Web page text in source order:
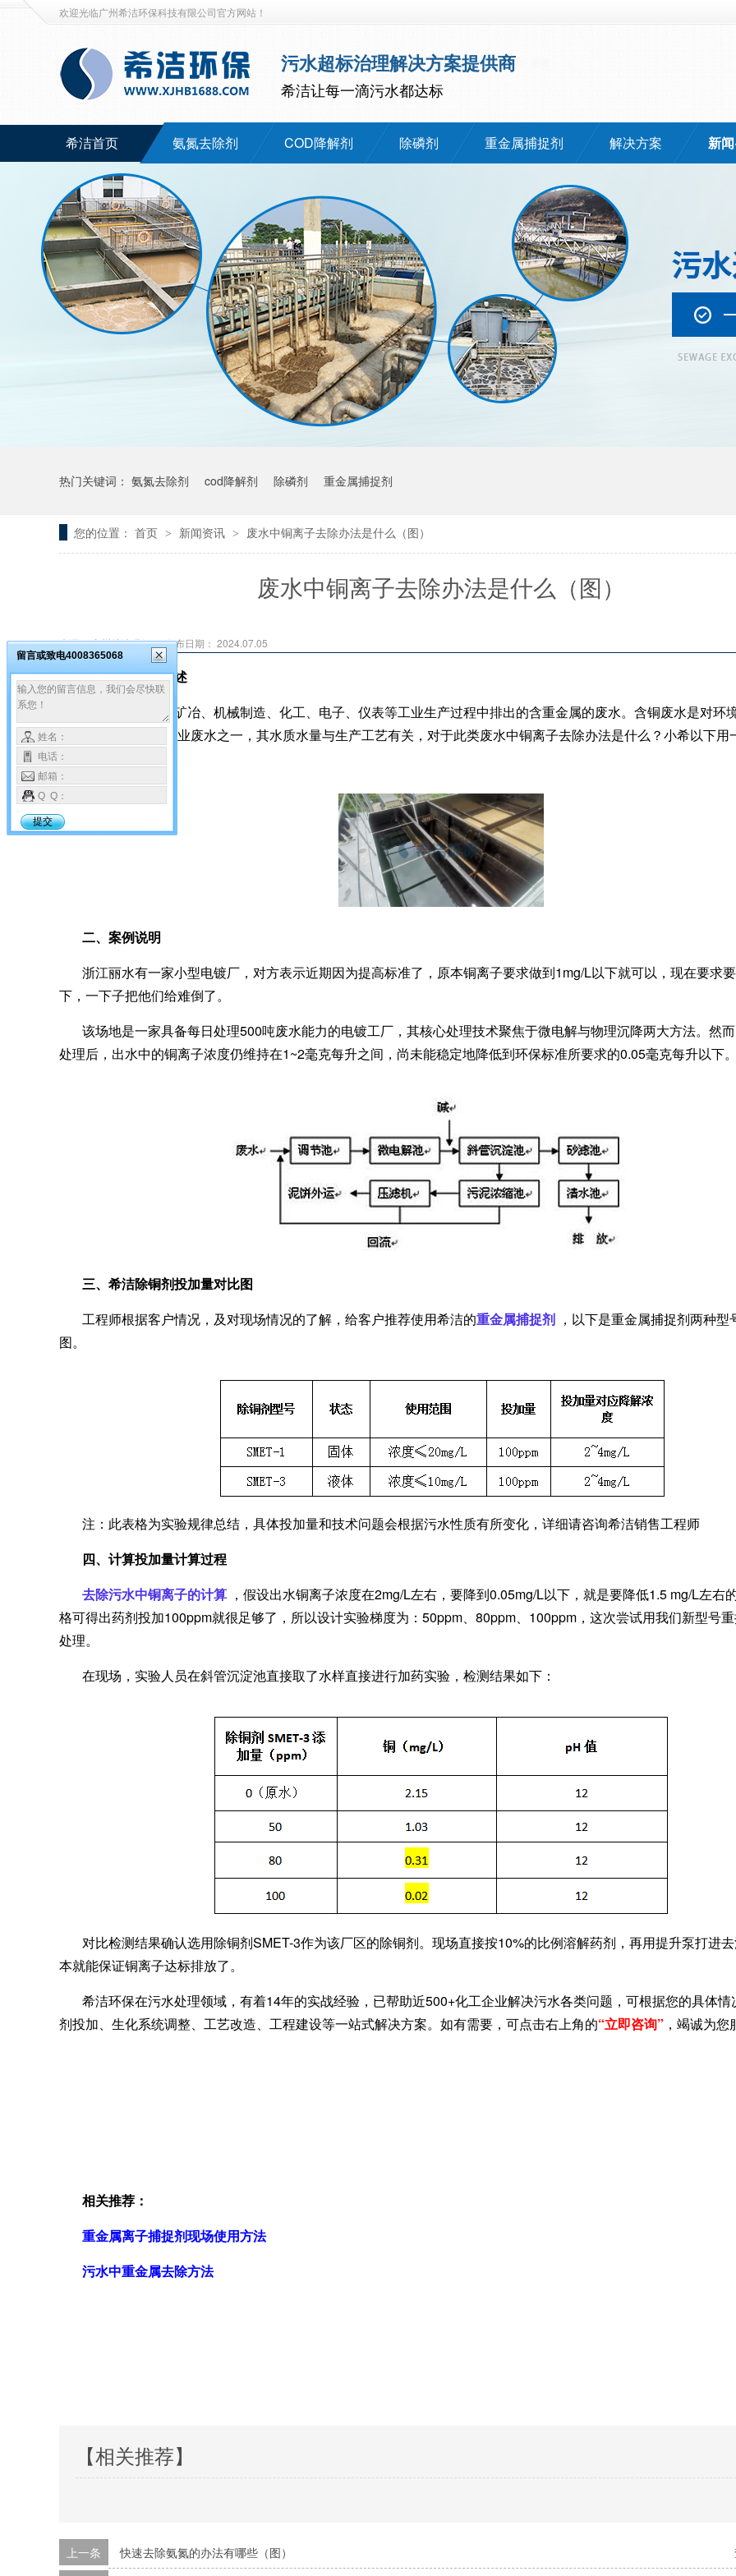
欢迎光临广州希洁环保科技有限公司官方网站！
污水超标治理解决方案提供商
希洁让每一滴污水都达标
希洁首页 氨氮去除剂 COD降解剂 除磷剂 重金属捕捉剂 解决方案 新
热门关键词： 氨氮去除剂 cod降解剂 除磷剂 重金属捕捉剂
您的位置： 首页 > 新闻资讯 > 废水中铜离子去除办法是什么（图）
废水中铜离子去除办法是什么（图）
来源：广州希洁环保 发布日期： 2024.07.05
一、含铜废水概述
含铜废水通常是矿冶、机械制造、化工、电子、仪表等工业生产过程中排出的含重金属的废水。含铜废水是对环
对人类危害较大的工业废水之一，其水质水量与生产工艺有关，对于此类废水中铜离子去除办法是什么？小希以下用
开。
二、案例说明
浙江丽水有一家小型电镀厂，对方表示近期因为提高标准了，原本铜离子要求做到1mg/L以下就可以，现在要求
下，一下子把他们给难倒了。
该场地是一家具备每日处理500吨废水能力的电镀工厂，其核心处理技术聚焦于微电解与物理沉降两大方法。然
处理后，出水中的铜离子浓度仍维持在1~2毫克每升之间，尚未能稳定地降低到环保标准所要求的0.05毫克每升以下。
三、希洁除铜剂投加量对比图
工程师根据客户情况，及对现场情况的了解，给客户推荐使用希洁的重金属捕捉剂 ，以下是重金属捕捉剂两种型
图。
注：此表格为实验规律总结，具体投加量和技术问题会根据污水性质有所变化，详细请咨询希洁销售工程师
四、计算投加量计算过程
去除污水中铜离子的计算 ，假设出水铜离子浓度在2mg/L左右，要降到0.05mg/L以下，就是要降低1.5 mg/L左右
格可得出药剂投加100ppm就很足够了，所以设计实验梯度为：50ppm、80ppm、100ppm，这次尝试用我们新型号
处理。
在现场，实验人员在斜管沉淀池直接取了水样直接进行加药实验，检测结果如下：
对比检测结果确认选用除铜剂SMET-3作为该厂区的除铜剂。现场直接按10%的比例溶解药剂，再用提升泵打进
本就能保证铜离子达标排放了。
希洁环保在污水处理领域，有着14年的实战经验，已帮助近500+化工企业解决污水各类问题，可根据您的具体
剂投加、生化系统调整、工艺改造、工程建设等一站式解决方案。如有需要，可点击右上角的“立即咨询” ，竭诚为您
相关推荐：
重金属离子捕捉剂现场使用方法
污水中重金属去除方法
【相关推荐】
上一条
快速去除氨氮的办法有哪些（图）
留言或致电4008365068
姓名：
电话：
邮箱：
Q Q：
提交